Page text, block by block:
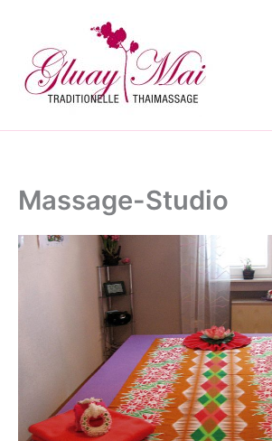
springen
Massage-Studio